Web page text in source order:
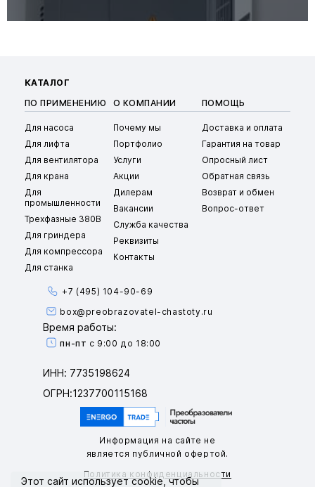
КАТАЛОГ
ПО ПРИМЕНЕНИЮ
Для насоса
Для лифта
Для вентилятора
Для крана
Для
промышленности
Трехфазные 380В
Для гриндера
Для компрессора
Для станка
О КОМПАНИИ
Почему мы
Портфолио
Услуги
Акции
Дилерам
Вакансии
Служба качества
Реквизиты
Контакты
ПОМОЩЬ
Доставка и оплата
Гарантия на товар
Опросный лист
Обратная связь
Возврат и обмен
Вопрос-ответ
+7 (495) 104-90-69
box@preobrazovatel-chastoty.ru
Время работы:
пн-пт с 9:00 до 18:00
ИНН: 7735198624
ОГРН:1237700115168
Информация на сайте не
является публичной офертой.
Политика конфиденциальности
Этот сайт используетcookie, чтобы